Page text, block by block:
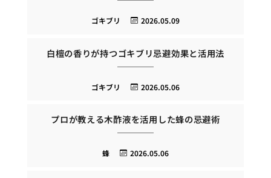
2026.05.09
ゴキブリ
白檀の香りが持つゴキブリ忌避効果と活用法
2026.05.06
ゴキブリ
プロが教える木酢液を活用した蜂の忌避術
2026.05.06
蜂